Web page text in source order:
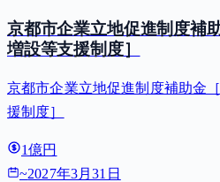
京都市企業立地促進制度補
増設等支援制度］
京都市企業立地促進制度補助金
援制度］
1億円
~2027年3月31日